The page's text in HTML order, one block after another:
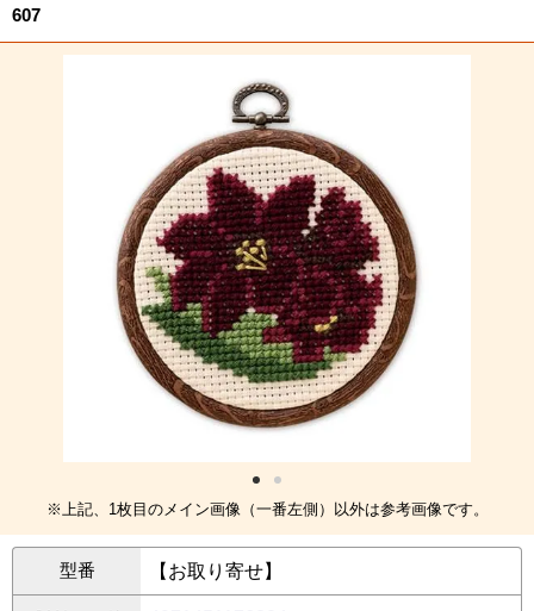
607
※上記、1枚目のメイン画像（一番左側）以外は参考画像です。
型番 【お取り寄せ】